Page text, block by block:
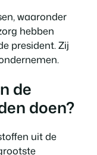
waaronder
hebben
president. Zij
de
doen?
uit de